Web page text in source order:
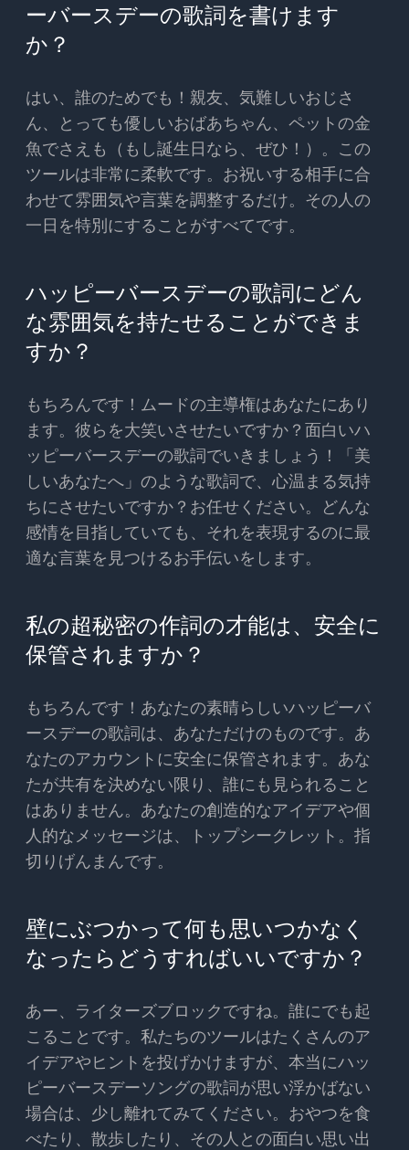
ーバースデーの歌詞を書けます
か？
はい、誰のためでも！親友、気難しいおじさ
ん、とっても優しいおばあちゃん、ペットの金
魚でさえも（もし誕生日なら、ぜひ！）。この
ツールは非常に柔軟です。お祝いする相手に合
わせて雰囲気や言葉を調整するだけ。その人の
一日を特別にすることがすべてです。
ハッピーバースデーの歌詞にどん
な雰囲気を持たせることができま
すか？
もちろんです！ムードの主導権はあなたにあり
ます。彼らを大笑いさせたいですか？面白いハ
ッピーバースデーの歌詞でいきましょう！「美
しいあなたへ」のような歌詞で、心温まる気持
ちにさせたいですか？お任せください。どんな
感情を目指していても、それを表現するのに最
適な言葉を見つけるお手伝いをします。
私の超秘密の作詞の才能は、安全に
保管されますか？
もちろんです！あなたの素晴らしいハッピーバ
ースデーの歌詞は、あなただけのものです。あ
なたのアカウントに安全に保管されます。あな
たが共有を決めない限り、誰にも見られること
はありません。あなたの創造的なアイデアや個
人的なメッセージは、トップシークレット。指
切りげんまんです。
壁にぶつかって何も思いつかなく
なったらどうすればいいですか？
あー、ライターズブロックですね。誰にでも起
こることです。私たちのツールはたくさんのア
イデアやヒントを投げかけますが、本当にハッ
ピーバースデーソングの歌詞が思い浮かばない
場合は、少し離れてみてください。おやつを食
べたり、散歩したり、その人との面白い思い出